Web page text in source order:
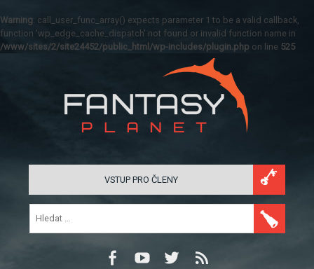
Warning: call_user_func_array() expects parameter 1 to be a valid callback,
function 'wp_edge_cache_dispatch' not found or invalid function name in
/www/sites/2/site24452/public_html/wp-includes/plugin.php on line 525
VSTUP PRO ČLENY